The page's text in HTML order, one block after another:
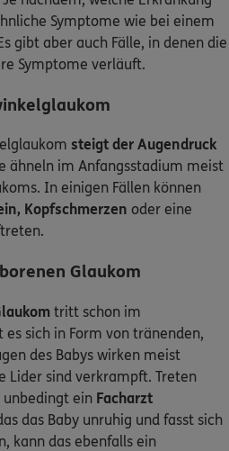
Symptome wie bei einem
gibt aber auch Fälle, in denen die
Symptome verläuft.
steigt der Augendruck
ähneln im Anfangsstadium meist
In einigen Fällen können
Kopfschmerzen oder eine
Glaukom
tritt schon im
sich in Form von tränenden,
des Babys wirken meist
Lider sind verkrampft. Treten
unbedingt ein Facharzt
das Baby unruhig und fasst sich
kann das ebenfalls ein